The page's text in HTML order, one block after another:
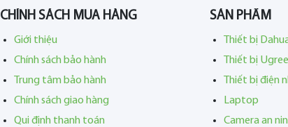
CHÍNH SÁCH MUA HÀNG
Giới thiệu
Chính sách bảo hành
Trung tâm bảo hành
Chính sách giao hàng
Qui định thanh toán
SẢN PHẨM
Thiết bị
Thiết bị
Thiết bị điện
Laptop
Camera an